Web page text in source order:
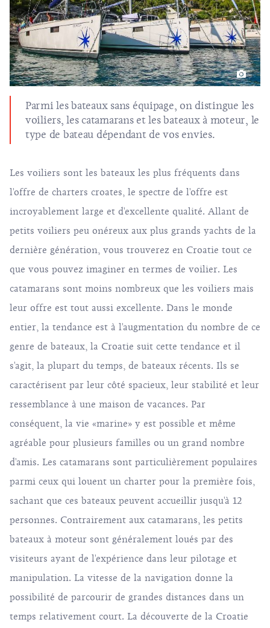
Parmi les bateaux sans équipage, on distingue les
voiliers, les catamarans et les bateaux à moteur, le
type de bateau dépendant de vos envies.
Les voiliers sont les bateaux les plus fréquents dans
l'offre de charters croates, le spectre de l'offre est
incroyablement large et d'excellente qualité. Allant de
petits voiliers peu onéreux aux plus grands yachts de la
dernière génération, vous trouverez en Croatie tout ce
que vous pouvez imaginer en termes de voilier. Les
catamarans sont moins nombreux que les voiliers mais
leur offre est tout aussi excellente. Dans le monde
entier, la tendance est à l'augmentation du nombre de ce
genre de bateaux, la Croatie suit cette tendance et il
s'agit, la plupart du temps, de bateaux récents. Ils se
caractérisent par leur côté spacieux, leur stabilité et leur
ressemblance à une maison de vacances. Par
conséquent, la vie «marine» y est possible et même
agréable pour plusieurs familles ou un grand nombre
d'amis. Les catamarans sont particulièrement populaires
parmi ceux qui louent un charter pour la première fois,
sachant que ces bateaux peuvent accueillir jusqu'à 12
personnes. Contrairement aux catamarans, les petits
bateaux à moteur sont généralement loués par des
visiteurs ayant de l'expérience dans leur pilotage et
manipulation. La vitesse de la navigation donne la
possibilité de parcourir de grandes distances dans un
temps relativement court. La découverte de la Croatie